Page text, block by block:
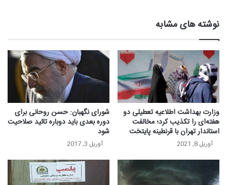
نوشته های مشابه
وزارت بهداشت اطلاعیه تعطیلی دو
هفته‌ای را تکذیب کرد؛ مخالفت
استاندار تهران با قرنطینه پایتخت
آوریل 8, 2021
شورای نگهبان:‌ حسن روحانی برای
دوره بعدی باید دوباره تائید صلاحیت
شود
آوریل 3, 2017